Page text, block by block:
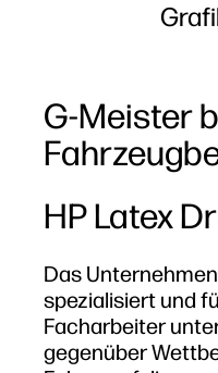
G‐Meister
HP Latex
Das
spezialisiert und
Facharbeiter
gegenüber